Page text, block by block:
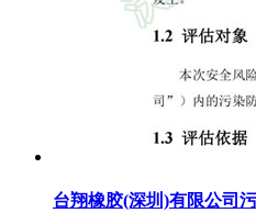
台翔橡胶(深圳)有限公司